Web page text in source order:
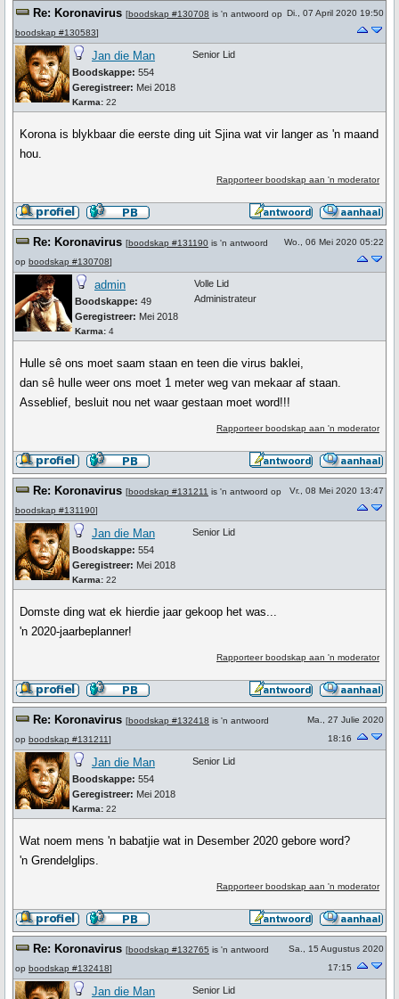
Re: Koronavirus [boodskap #130708 is 'n antwoord op
boodskap #130583]
Di., 07 April 2020 19:50
Jan die Man
Boodskappe: 554
Geregistreer: Mei 2018
Karma: 22
Senior Lid
Korona is blykbaar die eerste ding uit Sjina wat vir langer as 'n maand
hou.
Rapporteer boodskap aan 'n moderator
Re: Koronavirus [boodskap #131190 is 'n antwoord
op boodskap #130708]
Wo., 06 Mei 2020 05:22
admin
Boodskappe: 49
Geregistreer: Mei 2018
Karma: 4
Volle Lid
Administrateur
Hulle sê ons moet saam staan en teen die virus baklei,
dan sê hulle weer ons moet 1 meter weg van mekaar af staan.
Asseblief, besluit nou net waar gestaan moet word!!!
Rapporteer boodskap aan 'n moderator
Re: Koronavirus [boodskap #131211 is 'n antwoord op
boodskap #131190]
Vr., 08 Mei 2020 13:47
Jan die Man
Boodskappe: 554
Geregistreer: Mei 2018
Karma: 22
Senior Lid
Domste ding wat ek hierdie jaar gekoop het was...
'n 2020-jaarbeplanner!
Rapporteer boodskap aan 'n moderator
Re: Koronavirus [boodskap #132418 is 'n antwoord
op boodskap #131211]
Ma., 27 Julie 2020
18:16
Jan die Man
Boodskappe: 554
Geregistreer: Mei 2018
Karma: 22
Senior Lid
Wat noem mens 'n babatjie wat in Desember 2020 gebore word?
'n Grendelglips.
Rapporteer boodskap aan 'n moderator
Re: Koronavirus [boodskap #132765 is 'n antwoord
op boodskap #132418]
Sa., 15 Augustus 2020
17:15
Jan die Man Senior Lid